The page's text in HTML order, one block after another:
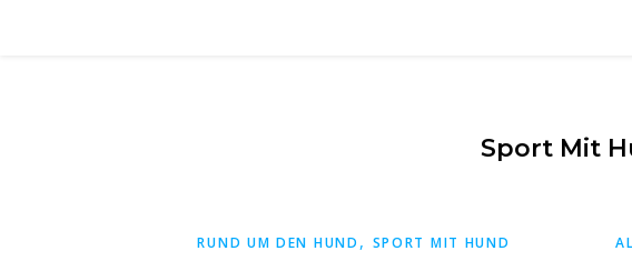
Sport Mit
RUND UM DEN HUND , SPORT MIT HUND